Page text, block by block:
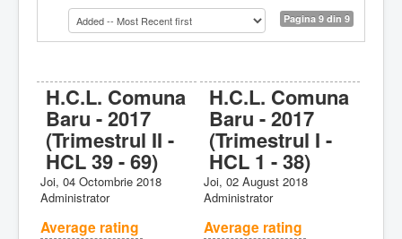
Pagina 9 din 9
H.C.L. Comuna
Baru - 2017
(Trimestrul II -
HCL 39 - 69)
Joi, 04 Octombrie 2018
Administrator
Average rating
H.C.L. Comuna
Baru - 2017
(Trimestrul I -
HCL 1 - 38)
Joi, 02 August 2018
Administrator
Average rating